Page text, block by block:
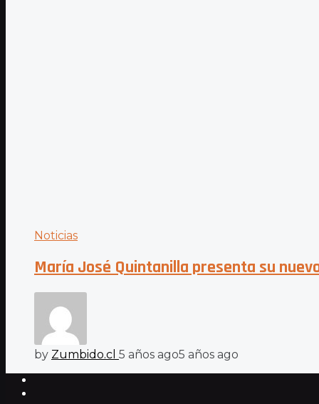
Noticias
María José Quintanilla presenta su
by Zumbido.cl 5 años ago5 años ago